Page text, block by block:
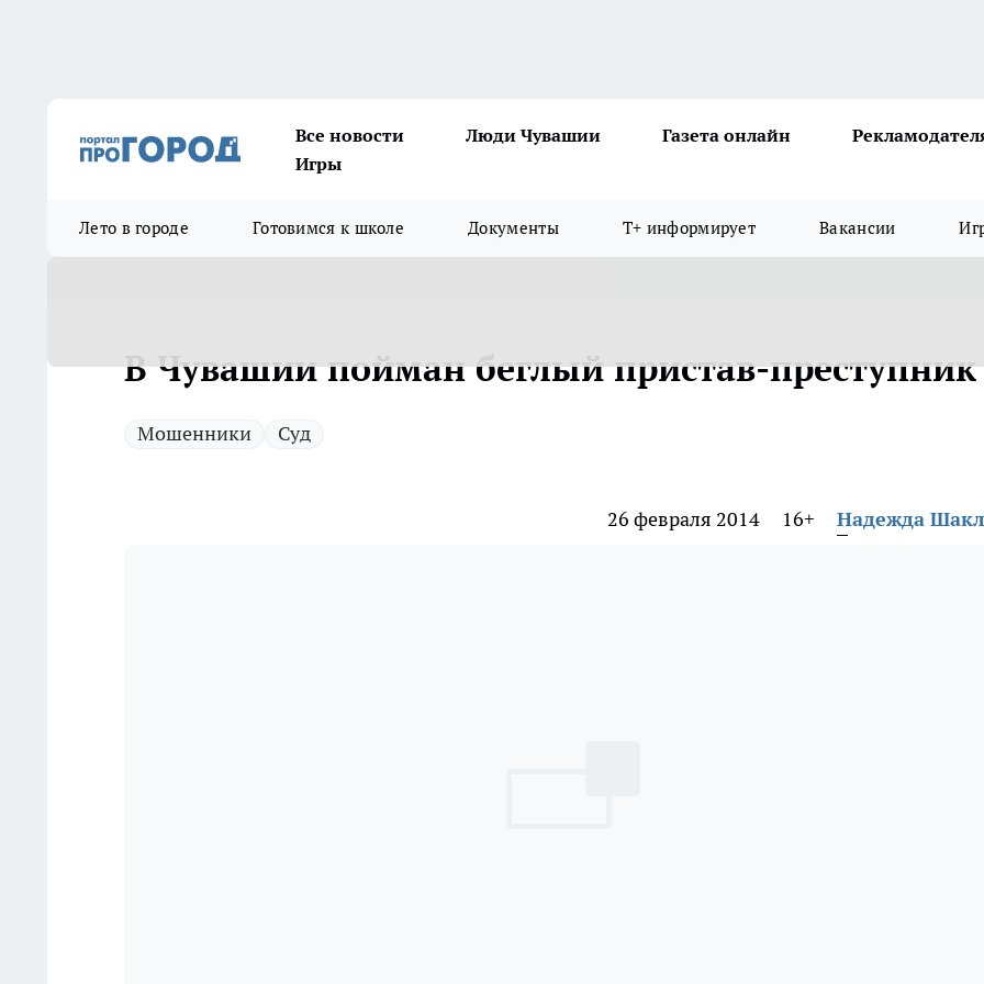
Все новости Люди Чувашии Газета онлайн
Игры
Лето в городе Готовимся к школе Документы Т+ информирует Вакансии
В Чувашии пойман беглый пристав-преступник
Мошенники Суд
26 февраля 2014 16+ Надежда